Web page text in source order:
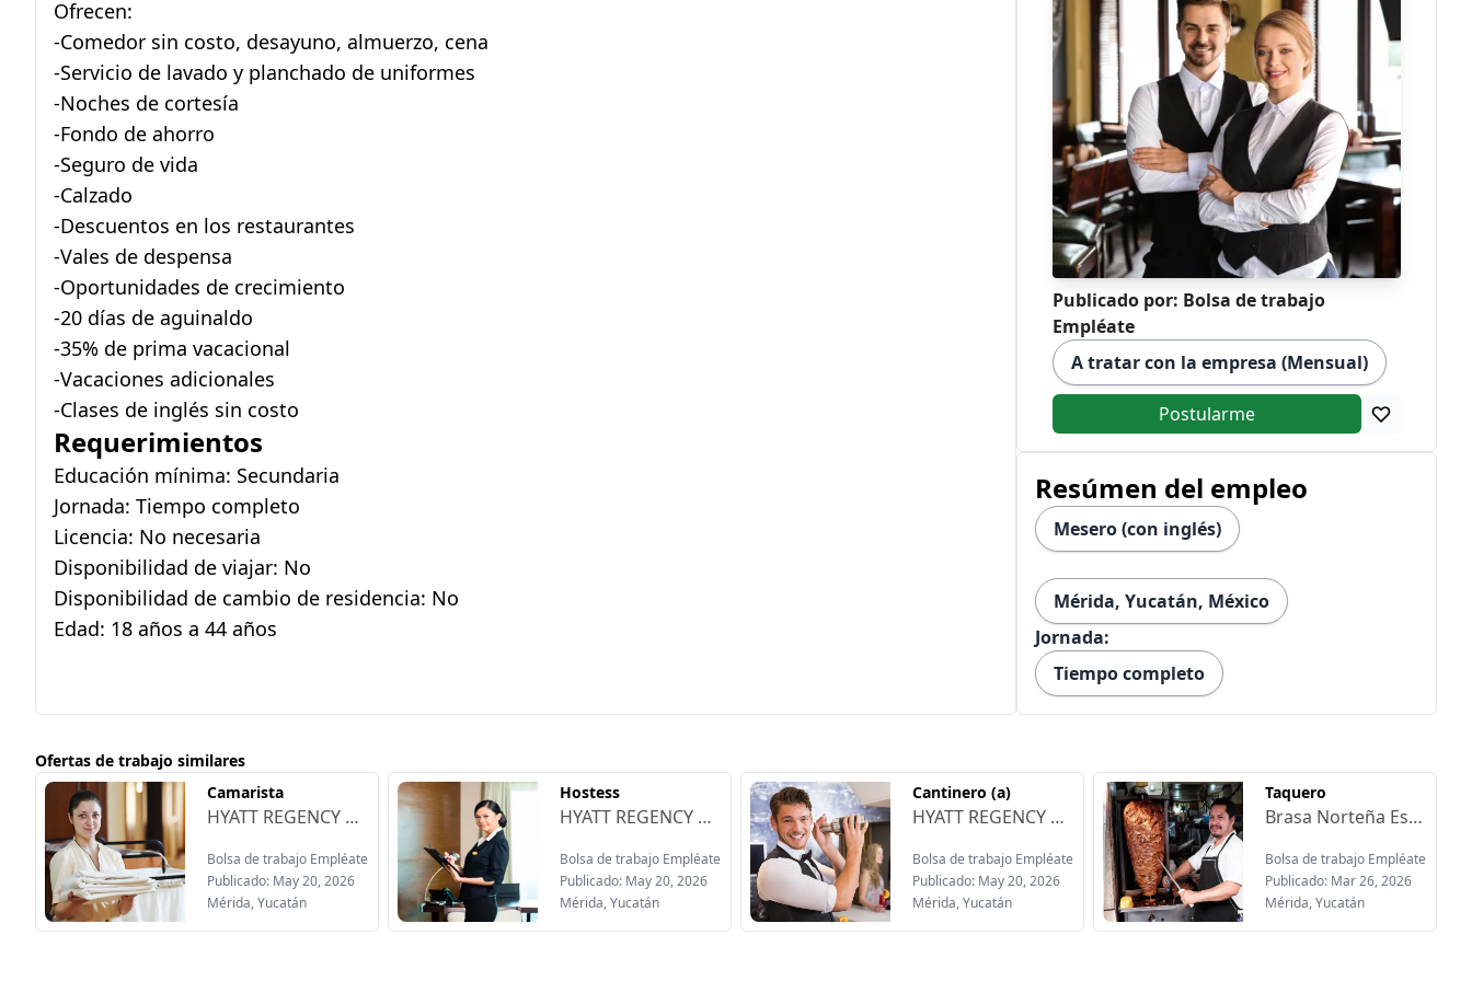
Ofrecen:
-Comedor sin costo, desayuno, almuerzo, cena
-Servicio de lavado y planchado de uniformes
-Noches de cortesía
-Fondo de ahorro
-Seguro de vida
-Calzado
-Descuentos en los restaurantes
-Vales de despensa
-Oportunidades de crecimiento
-20 días de aguinaldo
-35% de prima vacacional
-Vacaciones adicionales
-Clases de inglés sin costo
Requerimientos
Educación mínima: Secundaria
Jornada: Tiempo completo
Licencia: No necesaria
Disponibilidad de viajar: No
Disponibilidad de cambio de residencia: No
Edad: 18 años a 44 años
Publicado por: Bolsa de trabajo
Empléate
A tratar con la empresa (Mensual)
Postularme
Resúmen del empleo
Mesero (con inglés)
Mérida, Yucatán, México
Jornada:
Tiempo completo
Ofertas de trabajo similares
Camarista
HYATT REGENCY MÉRIDA Está contratando:Ofrecen:-Comedor sin costo, desayuno, almuerzo, cena-Servicio de lavado y planchado de uniformes-Noches de cortesía-Fondo de ahorro-Seguro de vida-Calzado-Descuentos en los restaurantes-Vales de despensa-Oportunidades de crecimiento-20 días de aguinaldo-35% de prima vacacional-Vacaciones adicionales-Clases de inglés sin costo
Bolsa de trabajo Empléate
Publicado: May 20, 2026
Mérida, Yucatán
Hostess
HYATT REGENCY MÉRIDA Está contratando:Ofrecen:-Comedor sin costo, desayuno, almuerzo, cena-Servicio de lavado y planchado de uniformes-Noches de cortesía-Fondo de ahorro-Seguro de vida-Calzado-Descuentos en los restaurantes-Vales de despensa-Oportunidades de crecimiento-20 días de aguinaldo-35% de prima vacacional-Vacaciones adicionales-Clases de inglés sin costo
Bolsa de trabajo Empléate
Publicado: May 20, 2026
Mérida, Yucatán
Cantinero (a)
HYATT REGENCY MÉRIDA Está contratando:Ofrecen:-Comedor sin costo, desayuno, almuerzo, cena-Servicio de lavado y planchado de uniformes-Noches de cortesía-Fondo de ahorro-Seguro de vida-Calzado-Descuentos en los restaurantes-Vales de despensa-Oportunidades de crecimiento-20 días de aguinaldo-35% de prima vacacional-Vacaciones adicionales-Clases de inglés sin costo
Bolsa de trabajo Empléate
Publicado: May 20, 2026
Mérida, Yucatán
Taquero
Brasa Norteña Está contratando:Requisitos:-Experiencia mínima de 1 año como taquero o similar-Conocimiento en preparación de tacos y carnes-Control de porciones y mermas.Manjo de plancha y/o parrilla-De 20 a 50 años de edad-Vivir dentro o cerca de la zona(Fracc, Las AméricasOfrecen:-Pago semanal-Tiempo completo de 4:00pm a 12: am-Cena y propinas-Excelente ambienta laboral-Oportunidad de crecimiento
Bolsa de trabajo Empléate
Publicado: Mar 26, 2026
Mérida, Yucatán